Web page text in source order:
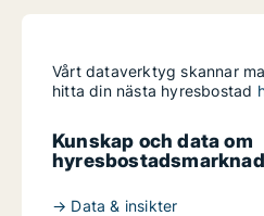
Vårt dataverktyg skannar
hitta din nästa hyresbostad
Kunskap och data om
→ Data & insikter